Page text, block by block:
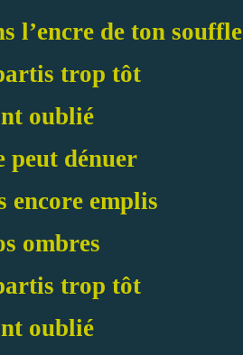
l’encre de ton souffle
trop tôt
oublié
peut dénuer
encore emplis
ombres
trop tôt
oublié